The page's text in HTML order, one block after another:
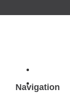
Navigation